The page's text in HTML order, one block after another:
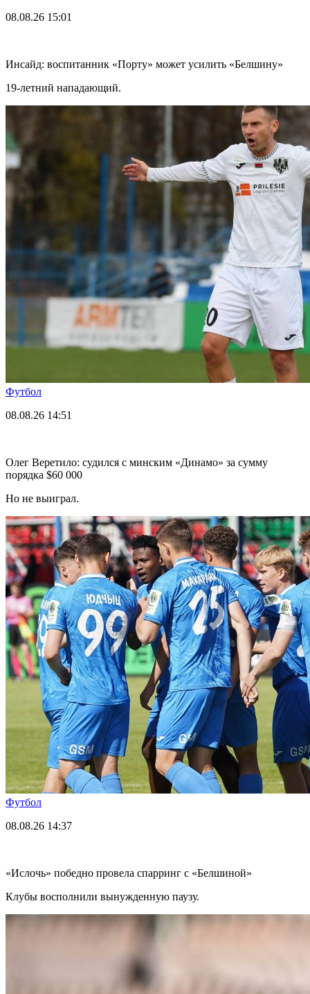
08.08.26 15:01
Инсайд: воспитанник «Порту» может усилить «Белшину»
19-летний нападающий.
Футбол
08.08.26 14:51
Олег Веретило: судился с минским «Динамо» за сумму
порядка $60 000
Но не выиграл.
Футбол
08.08.26 14:37
«Ислочь» победно провела спарринг с «Белшиной»
Клубы восполнили вынужденную паузу.